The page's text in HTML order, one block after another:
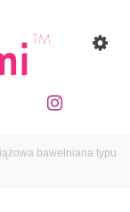
bawełniana typu